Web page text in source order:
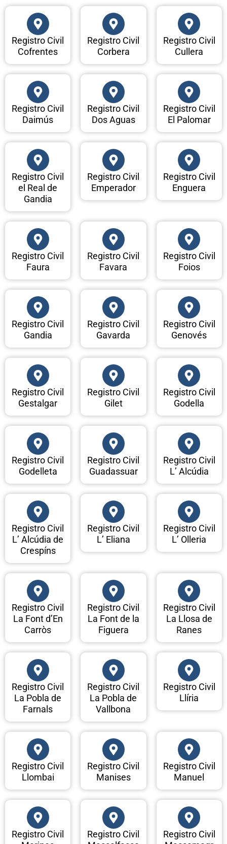
Registro Civil
Cofrentes
Registro Civil
Corbera
Registro Civil
Cullera
Registro Civil
Daimús
Registro Civil
Dos Aguas
Registro Civil
El Palomar
Registro Civil
el Real de
Gandia
Registro Civil
Emperador
Registro Civil
Enguera
Registro Civil
Faura
Registro Civil
Favara
Registro Civil
Foios
Registro Civil
Gandia
Registro Civil
Gavarda
Registro Civil
Genovés
Registro Civil
Gestalgar
Registro Civil
Gilet
Registro Civil
Godella
Registro Civil
Godelleta
Registro Civil
Guadassuar
Registro Civil
L’ Alcúdia
Registro Civil
L’ Alcúdia de
Crespíns
Registro Civil
L’ Eliana
Registro Civil
L’ Olleria
Registro Civil
La Font d’En
Carròs
Registro Civil
La Font de la
Figuera
Registro Civil
La Llosa de
Ranes
Registro Civil
La Pobla de
Farnals
Registro Civil
La Pobla de
Vallbona
Registro Civil
Llíria
Registro Civil
Llombai
Registro Civil
Manises
Registro Civil
Manuel
Registro Civil
Registro Civil
Registro Civil